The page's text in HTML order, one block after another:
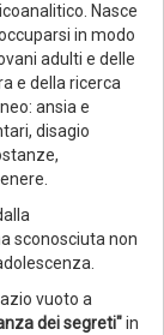
Nasce
in modo
adulti e delle
e della ricerca
ansia e
disagio
sconosciuta non
vuoto a
dei segreti"in